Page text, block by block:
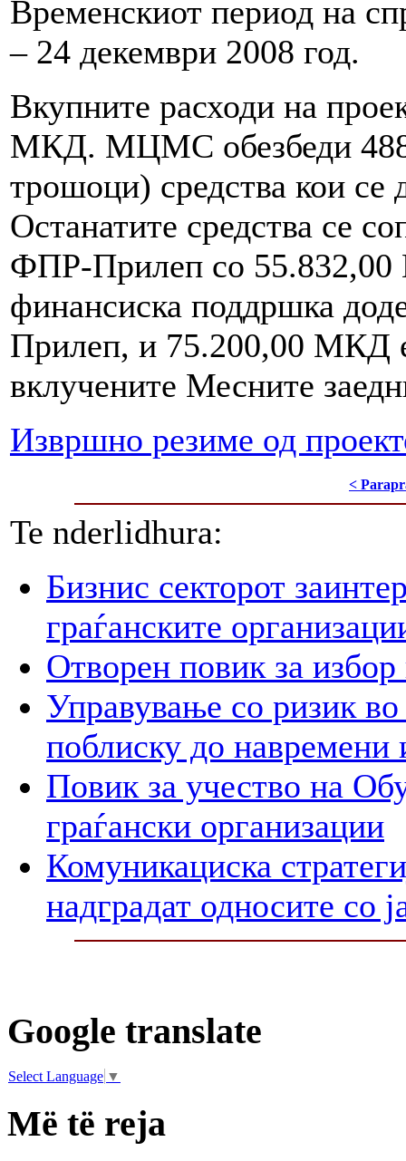
Временскиот период на
– 24 декември 2008 год.
Вкупните расходи на
МКД. МЦМС обезбеди
трошоци) средства кои се
Останатите средства се
ФПР-Прилеп со
финансиска поддршка
Прилеп, и 75.200,00 МКД
вклучените Месните
Извршно резиме од
<
Te nderlidhura:
Бизнис секторот
граѓанските
Отворен повик за избор
Управување со ризик
поблиску до навремени
Повик за учество на
граѓански организации
Комуникациска
надградат односите со
Google translate
Select Language ▼
Më të reja